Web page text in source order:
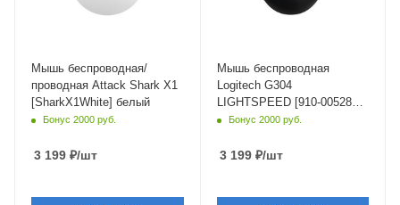
Мышь беспроводная/
проводная Attack Shark X1
[SharkX1White] белый
Бонус 2000 руб.
3 199 ₽/шт
Мышь беспроводная
Logitech G304
LIGHTSPEED [910-005286]
черный
Бонус 2000 руб.
3 199₽/шт